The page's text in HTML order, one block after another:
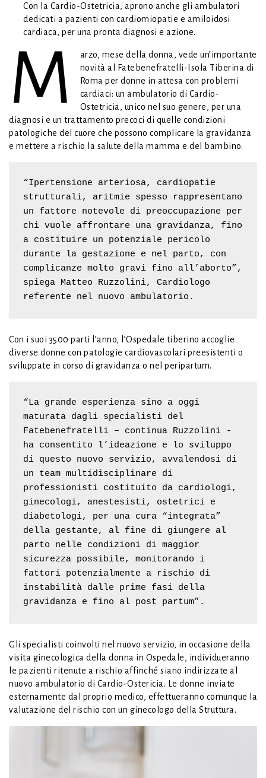
Con la Cardio-Ostetricia, aprono anche gli ambulatori
dedicati a pazienti con cardiomiopatie e amiloidosi
cardiaca, per una pronta diagnosi e azione.
M
arzo, mese della donna, vede un’importante
novità al Fatebenefratelli-Isola Tiberina di
Roma per donne in attesa con problemi
cardiaci: un ambulatorio di Cardio-
Ostetricia, unico nel suo genere, per una
diagnosi e un trattamento precoci di quelle condizioni
patologiche del cuore che possono complicare la gravidanza
e mettere a rischio la salute della mamma e del bambino.
“Ipertensione arteriosa, cardiopatie
strutturali, aritmie spesso rappresentano
un fattore notevole di preoccupazione per
chi vuole affrontare una gravidanza, fino
a costituire un potenziale pericolo
durante la gestazione e nel parto, con
complicanze molto gravi fino all’aborto”,
spiega Matteo Ruzzolini, Cardiologo
referente nel nuovo ambulatorio.
Con i suoi 3500 parti l’anno, l’Ospedale tiberino accoglie
diverse donne con patologie cardiovascolari preesistenti o
sviluppate in corso di gravidanza o nel peripartum.
“La grande esperienza sino a oggi
maturata dagli specialisti del
Fatebenefratelli – continua Ruzzolini -
ha consentito l’ideazione e lo sviluppo
di questo nuovo servizio, avvalendosi di
un team multidisciplinare di
professionisti costituito da cardiologi,
ginecologi, anestesisti, ostetrici e
diabetologi, per una cura “integrata”
della gestante, al fine di giungere al
parto nelle condizioni di maggior
sicurezza possibile, monitorando i
fattori potenzialmente a rischio di
instabilità dalle prime fasi della
gravidanza e fino al post partum”.
Gli specialisti coinvolti nel nuovo servizio, in occasione della
visita ginecologica della donna in Ospedale, individueranno
le pazienti ritenute a rischio affinché siano indirizzate al
nuovo ambulatorio di Cardio-Ostericia. Le donne inviate
esternamente dal proprio medico, effettueranno comunque la
valutazione del rischio con un ginecologo della Struttura.